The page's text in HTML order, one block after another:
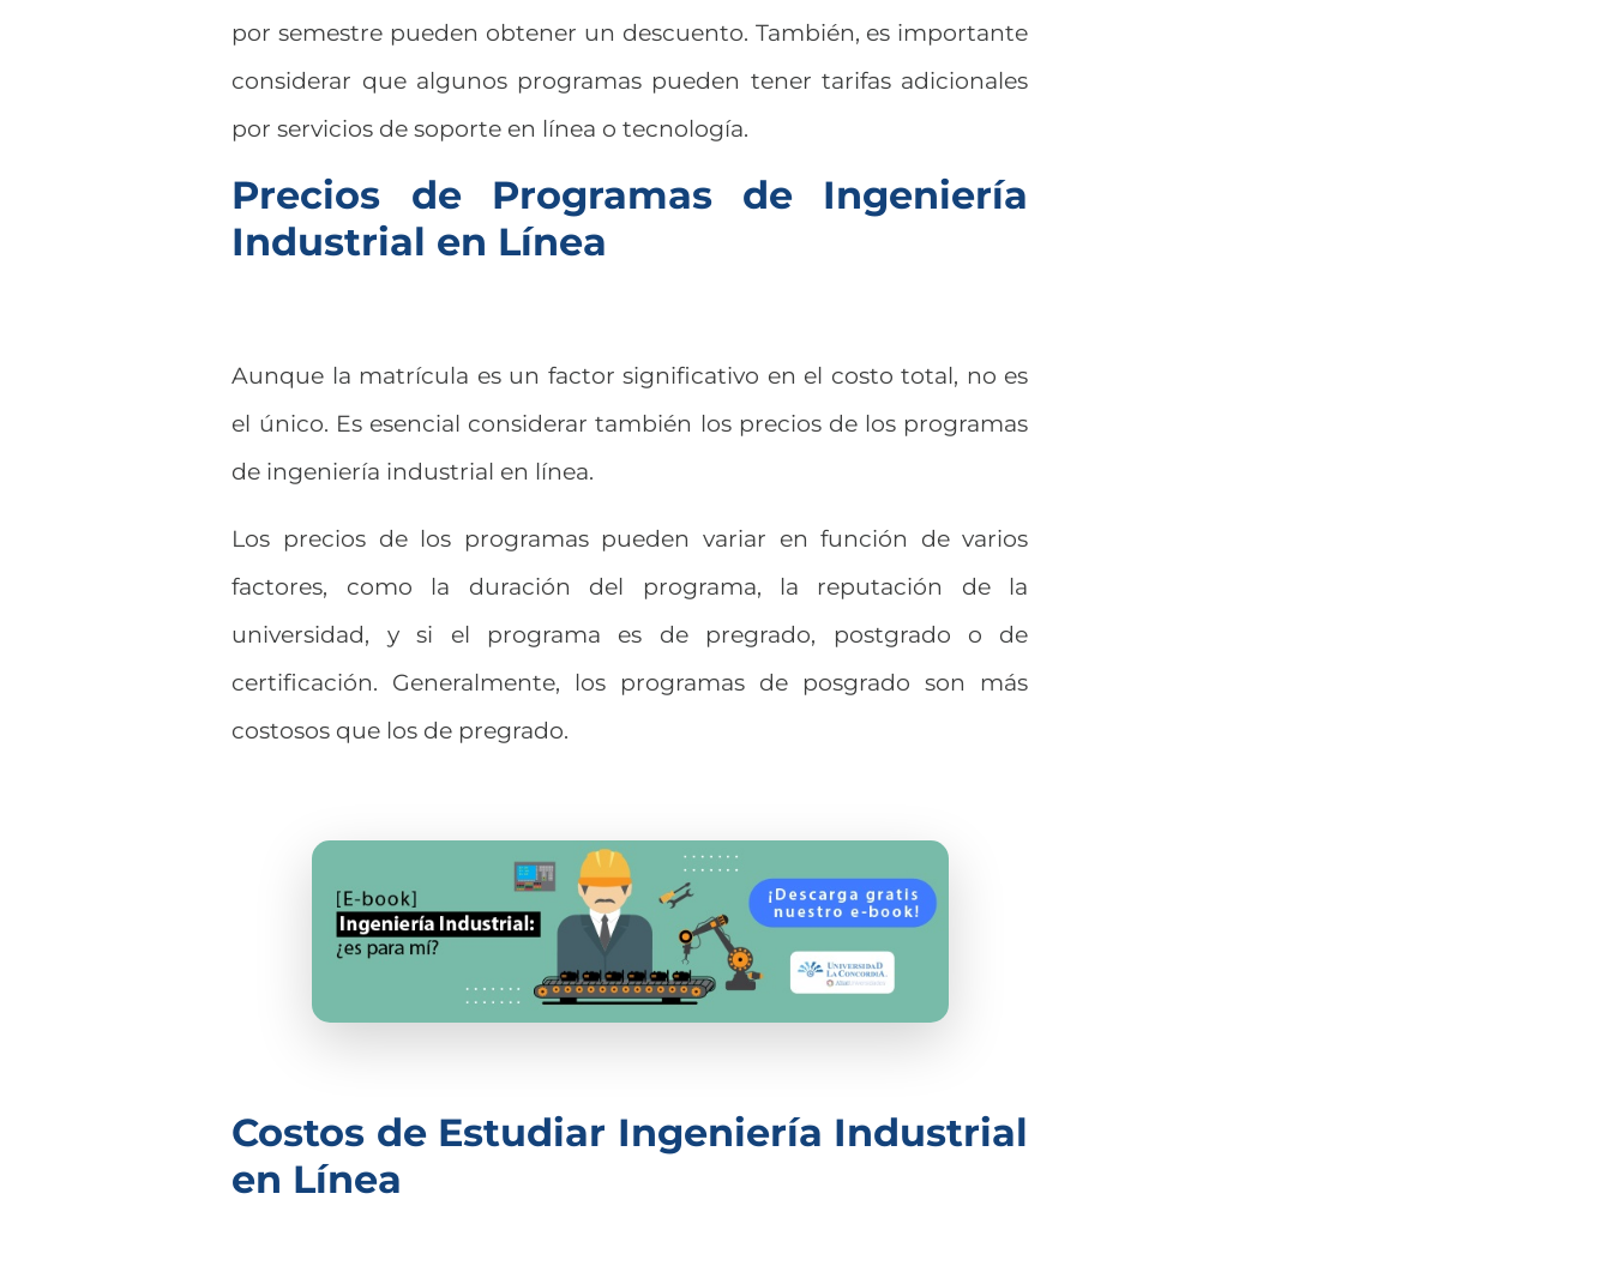
por semestre pueden obtener un descuento. También, es importante
considerar que algunos programas pueden tener tarifas adicionales
por servicios de soporte en línea o tecnología.
Precios de Programas de Ingeniería
Industrial en Línea
Aunque la matrícula es un factor significativo en el costo total, no es
el único. Es esencial considerar también los precios de los programas
de ingeniería industrial en línea.
Los precios de los programas pueden variar en función de varios
factores, como la duración del programa, la reputación de la
universidad, y si el programa es de pregrado, postgrado o de
certificación. Generalmente, los programas de posgrado son más
costosos que los de pregrado.
Costos de Estudiar Ingeniería Industrial
en Línea